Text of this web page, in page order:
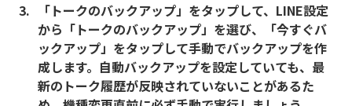
「トークのバックアップ」をタップして、LINE設定
から「トークのバックアップ」を選び、「今すぐバ
ックアップ」をタップして手動でバックアップを作
成します。自動バックアップを設定していても、最
新のトーク履歴が反映されていないことがあるた